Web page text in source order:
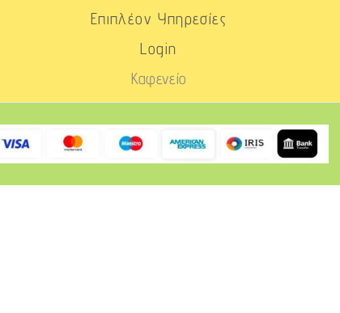
Επιπλέον Υπηρεσίες
Login
Καφενείο